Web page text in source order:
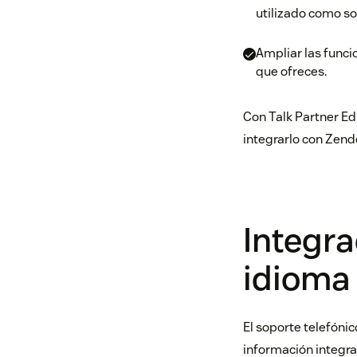
utilizado como
Ampliar las
que ofreces.
Con Talk Partner
integrarlo con
El soporte
información